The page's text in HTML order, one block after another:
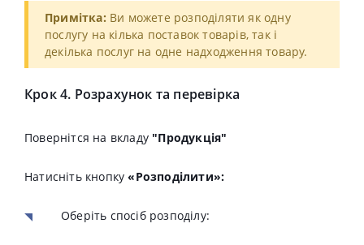
Примітка: Ви можете розподіляти як одну
послугу на кілька поставок товарів, так і
декілька послуг на одне надходження товару.
Крок 4. Розрахунок та перевірка
Повернітся на вкладу "Продукція"
Натисніть кнопку«Розподілити»:
Оберіть спосіб розподілу: